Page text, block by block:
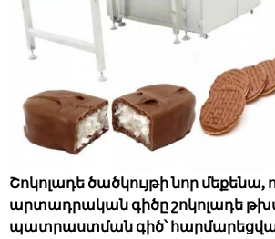
Շոկոլադե ծածկույթի նոր մեքենա,
արտադրական գիծը շոկոլադե
պատրաստման գիծ՝